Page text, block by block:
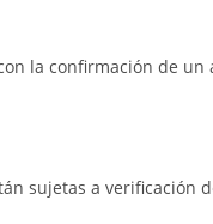
la confirmación de
sujetas a